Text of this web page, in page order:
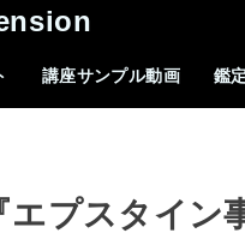
講座サンプル動画 鑑
エプスタイ